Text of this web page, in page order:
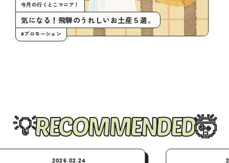
今月の行くとこマニア！
気になる！飛騨のうれしいお土産５選。
#プロモーション
RECOMMENDED